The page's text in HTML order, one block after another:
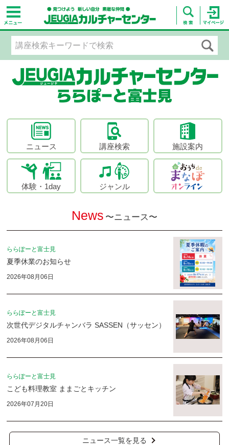
ニュース 講座検索 施設案内
体験・1day ジャンル
News 〜ニュース〜
ららぽーと富士見
夏季休業のお知らせ
2026年08月06日
ららぽーと富士見
次世代デジタルチャンバラ SASSEN（サッセン）
2026年08月06日
ららぽーと富士見
こども料理教室 ままごとキッチン
2026年07月20日
ニュース一覧を見る